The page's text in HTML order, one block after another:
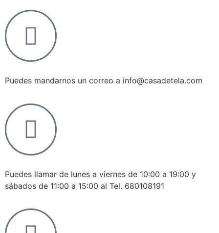
Puedes mandarnos un correo a info@casadetela.com
Puedes llamar de lunes a viernes de 10:00 a 19:00 y
sábados de 11:00 a 15:00 al Tel. 680108191